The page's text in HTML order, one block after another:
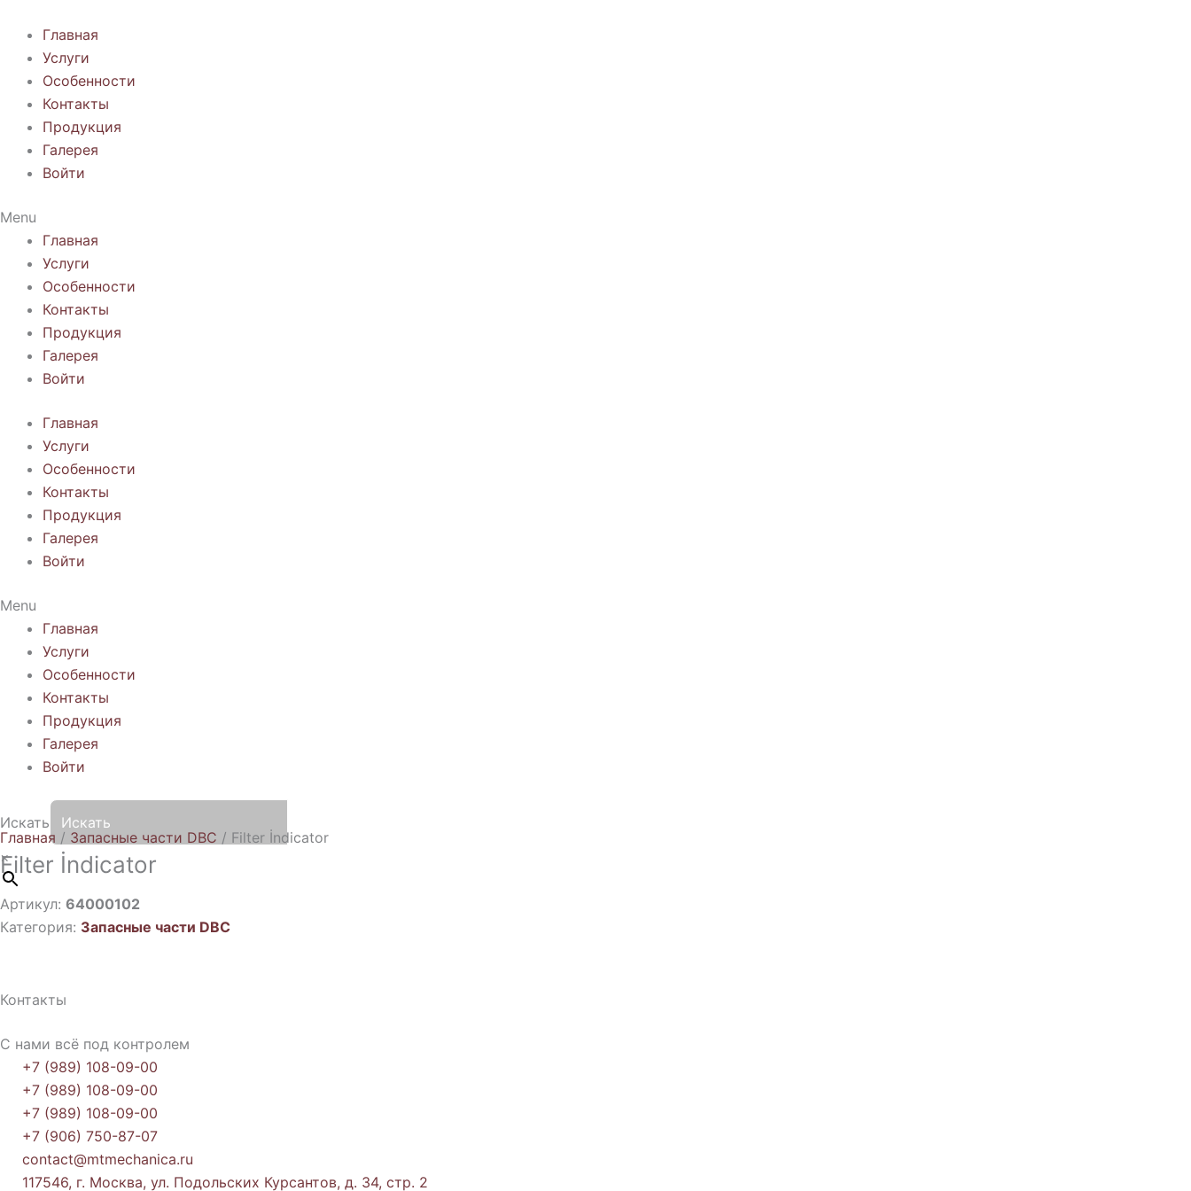
содержимому
Главная
Услуги
Особенности
Контакты
Продукция
Галерея
Войти
Menu
Главная
Услуги
Особенности
Контакты
Продукция
Галерея
Войти
Главная
Услуги
Особенности
Контакты
Продукция
Галерея
Войти
Menu
Главная
Услуги
Особенности
Контакты
Продукция
Галерея
Войти
Искать
×
Главная / Запасные части DBC / Filter İndicator
Filter İndicator
Артикул: 64000102
Категория: Запасные части DBC
Контакты
С нами всё под контролем
+7 (989) 108-09-00
+7 (989) 108-09-00
+7 (989) 108-09-00
+7 (906) 750-87-07
contact@mtmechanica.ru
117546, г. Москва, ул. Подольских Курсантов, д. 34, стр. 2